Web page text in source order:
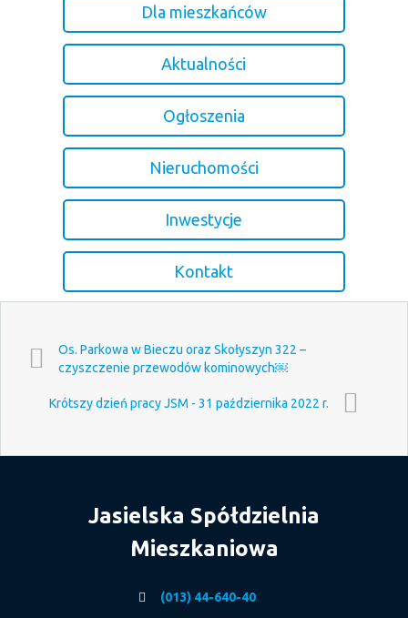
Dla mieszkańców
Aktualności
Ogłoszenia
Nieruchomości
Inwestycje
Kontakt
Os. Parkowa w Bieczu oraz Skołyszyn 322 –
czyszczenie przewodów kominowych￼
Krótszy dzień pracy JSM - 31 października 2022 r.
Jasielska Spółdzielnia
Mieszkaniowa
(013) 44-640-40